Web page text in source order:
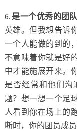
6. 是一个优秀的团队
英雄。但我想告诉
一个人能做的到的
不意味着你就是好
中才能施展开来。
是否经常和他们沟
题？想一想一个足
人看到你在场上的
断时，你的团员成